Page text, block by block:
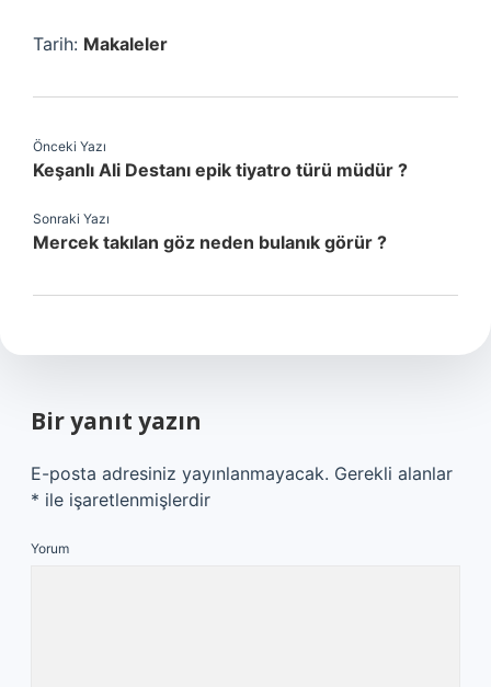
Tarih: Makaleler
Önceki Yazı
Keşanlı Ali Destanı epik tiyatro türü müdür ?
Sonraki Yazı
Mercek takılan göz neden bulanık görür ?
Bir yanıt yazın
E-posta adresiniz yayınlanmayacak. Gerekli alanlar
* ile işaretlenmişlerdir
Yorum